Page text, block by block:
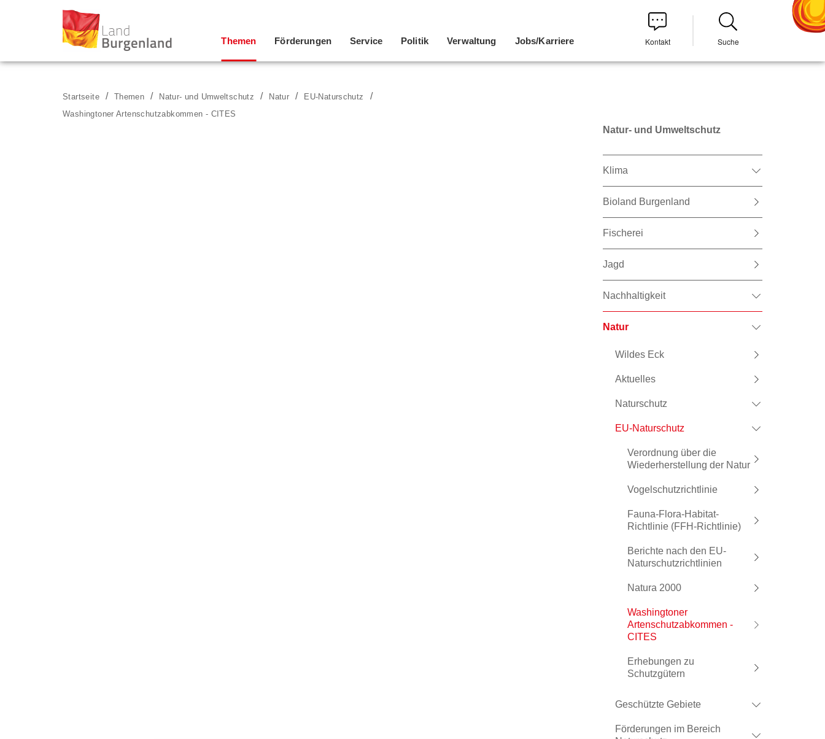
Zum Inhalt
Zum Menü
Zur Suche
Themen Förderungen Service Politik Verwaltung Jobs/Karriere Kontakt Suche
Startseite Themen Natur- und Umweltschutz Natur
EU-Naturschutz
Washingtoner Artenschutzabkommen - CITES
Natur- und Umweltschutz
Klima
Bioland Burgenland
Fischerei
Jagd
Nachhaltigkeit
Natur
Wildes Eck
Aktuelles
Naturschutz
EU-Naturschutz
Verordnung über die
Wiederherstellung der Natur
Vogelschutzrichtlinie
Fauna-Flora-Habitat-
Richtlinie (FFH-Richtlinie)
Berichte nach den EU-
Naturschutzrichtlinien
Natura 2000
Washingtoner
Artenschutzabkommen -
CITES
Erhebungen zu
Schutzgütern
Geschützte Gebiete
Förderungen im Bereich